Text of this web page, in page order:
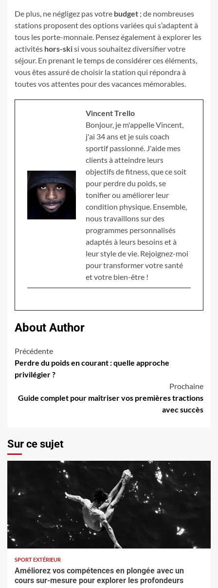
De plus, ne négligez pas votre budget ; de nombreuses
stations proposent des options variées qui s’adaptent à
tous les porte-monnaie. Pensez également à explorer les
activités hors-skisi vous souhaitez diversifier votre
séjour. En prenant le temps de considérer ces éléments,
vous êtes assuré de choisir la station qui répondra à
toutes vos attentes pour des vacances mémorables.
Vincent Trello
Bonjour, je m'appelle Vincent,
j'ai 34 ans et je suis coach
sportif passionné. J'aide mes
clients à atteindre leurs
objectifs de fitness, que ce soit
pour perdre du poids, se
tonifier ou améliorer leur
condition physique. Ensemble,
nous travaillons sur des
programmes personnalisés
adaptés à leurs besoins et à
leur style de vie. Rejoignez-moi
pour transformer votre santé
et votre bien-être !
About Author
Navigation
d’article
Précédente
Perdre du poids en courant : quelle approche
privilégier ?
Prochaine
Guide complet pour maîtriser vos premières tractions
avec succès
Sur ce sujet
SPORT EXTÉRIEUR
Améliorez vos compétences en plongée avec un
cours sur-mesure pour explorer les profondeurs